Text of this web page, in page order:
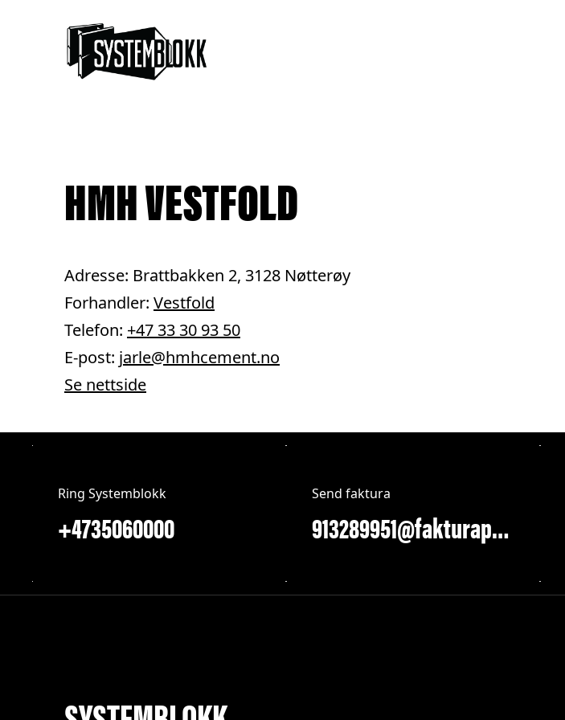
HMH VESTFOLD
Adresse: Brattbakken 2, 3128 Nøtterøy
Forhandler: Vestfold
Telefon: +47 33 30 93 50
E-post: jarle@hmhcement.no
Se nettside
Ring Systemblokk
+4735060000
Send faktura
913289951@fakturapost.no